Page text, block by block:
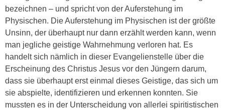
bezeichnen – und spricht von der Auferstehung im
Physischen. Die Auferstehung im Physischen ist der größte
Unsinn, der überhaupt nur dann erzählt werden kann, wenn
man jegliche geistige Wahrnehmung verloren hat. Es
handelt sich nämlich in dieser Evangelienstelle über die
Erscheinung des Christus Jesus vor den Jüngern darum,
dass sie überhaupt erst einmal dieses Geistige, das sich um
sie abspielte, identifizieren und erkennen konnten. Sie
mussten es in der Unterscheidung von allerlei spiritistischen